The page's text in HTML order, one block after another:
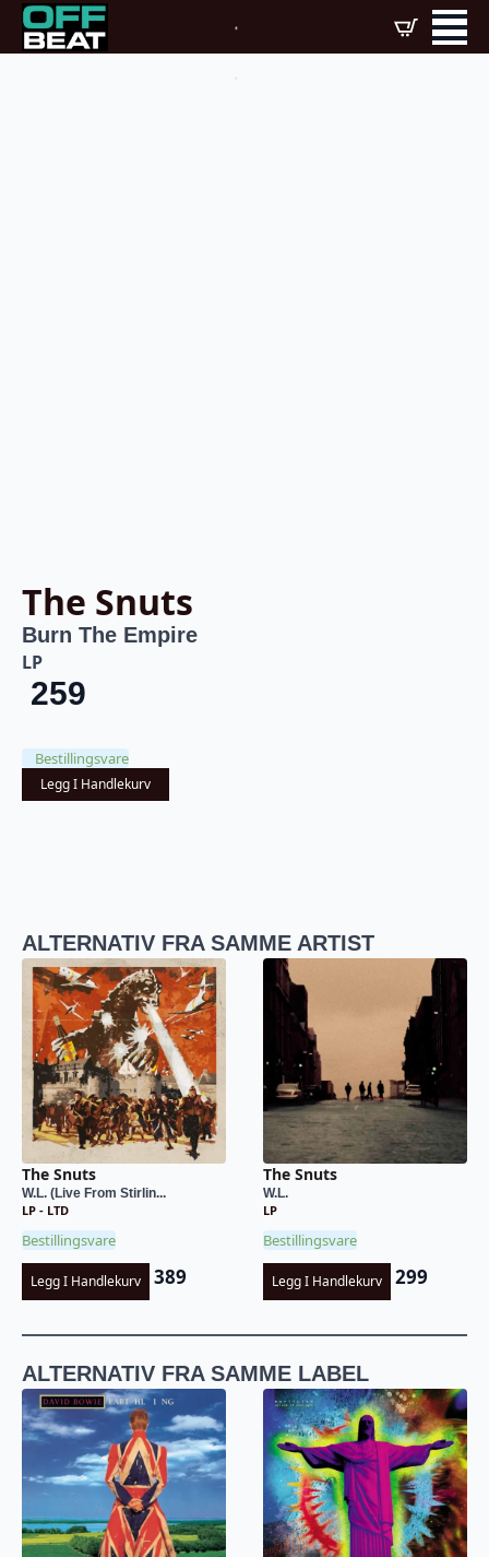
The Snuts
Burn The Empire
LP
259
Bestillingsvare
Legg I Handlekurv
ALTERNATIV FRA SAMME ARTIST
The Snuts
W.L. (Live From Stirlin...
LP - LTD
Bestillingsvare
Legg I Handlekurv 389
The Snuts
W.L.
LP
Bestillingsvare
Legg I Handlekurv 299
ALTERNATIV FRA SAMME LABEL